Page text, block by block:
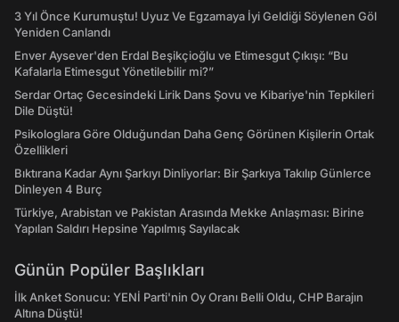
3 Yıl Önce Kurumuştu! Uyuz Ve Egzamaya İyi Geldiği Söylenen Göl
Yeniden Canlandı
Enver Aysever'den Erdal Beşikçioğlu ve Etimesgut Çıkışı: “Bu
Kafalarla Etimesgut Yönetilebilir mi?”
Serdar Ortaç Gecesindeki Lirik Dans Şovu ve Kibariye'nin Tepkileri
Dile Düştü!
Psikologlara Göre Olduğundan Daha Genç Görünen Kişilerin Ortak
Özellikleri
Bıktırana Kadar Aynı Şarkıyı Dinliyorlar: Bir Şarkıya Takılıp Günlerce
Dinleyen 4 Burç
Türkiye, Arabistan ve Pakistan Arasında Mekke Anlaşması: Birine
Yapılan Saldırı Hepsine Yapılmış Sayılacak
Günün Popüler Başlıkları
İlk Anket Sonucu: YENİ Parti'nin Oy Oranı Belli Oldu, CHP Barajın
Altına Düştü!